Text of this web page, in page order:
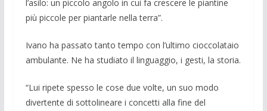
l’asilo: un piccolo angolo in cui fa crescere le pian­tine
più piccole per piantarle nella terra”.
Ivano ha passato tanto tempo con l’ulti­mo cioccolataio
ambulante. Ne ha studiato il linguaggio, i gesti, la storia.
“Lui ripete spesso le cose due vol­te, un suo modo
divertente di sottolineare i concetti alla fine del